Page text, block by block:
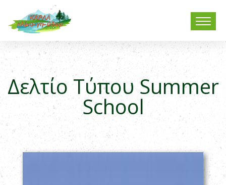
Δελτίο Τύπου Summer
School